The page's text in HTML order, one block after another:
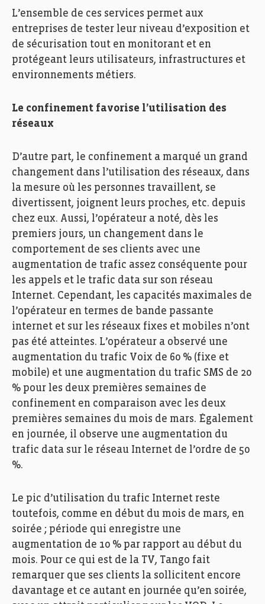
L’ensemble de ces services permet aux
entreprises de tester leur niveau d’exposition et
de sécurisation tout en monitorant et en
protégeant leurs utilisateurs, infrastructures et
environnements métiers.
Le confinement favorise l’utilisation des
réseaux
D’autre part, le confinement a marqué un grand
changement dans l’utilisation des réseaux, dans
la mesure où les personnes travaillent, se
divertissent, joignent leurs proches, etc. depuis
chez eux. Aussi, l’opérateur a noté, dès les
premiers jours, un changement dans le
comportement de ses clients avec une
augmentation de trafic assez conséquente pour
les appels et le trafic data sur son réseau
Internet. Cependant, les capacités maximales de
l’opérateur en termes de bande passante
internet et sur les réseaux fixes et mobiles n’ont
pas été atteintes. L’opérateur a observé une
augmentation du trafic Voix de 60 % (fixe et
mobile) et une augmentation du trafic SMS de 20
% pour les deux premières semaines de
confinement en comparaison avec les deux
premières semaines du mois de mars. Également
en journée, il observe une augmentation du
trafic data sur le réseau Internet de l’ordre de 50
%.
Le pic d’utilisation du trafic Internet reste
toutefois, comme en début du mois de mars, en
soirée ; période qui enregistre une
augmentation de 10 % par rapport au début du
mois. Pour ce qui est de la TV, Tango fait
remarquer que ses clients la sollicitent encore
davantage et ce autant en journée qu’en soirée,